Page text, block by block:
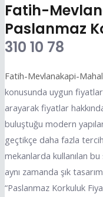
Fatih-
Paslanmaz
310 10 78
Fatih-Mevlanakapi-
konusunda uygun
arayarak fiyatlar
buluştuğu modern
geçtikçe daha fazla
mekanlarda kullanılan bu
aynı zamanda şık
“Paslanmaz Korkuluk